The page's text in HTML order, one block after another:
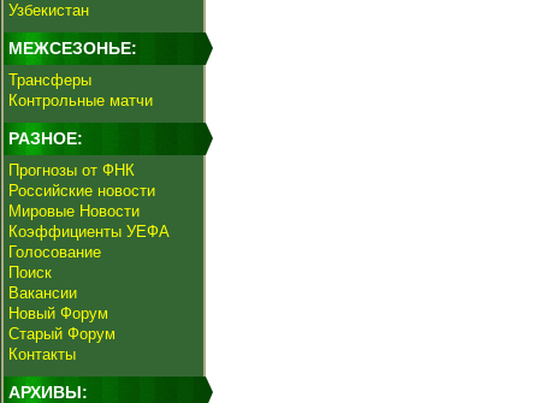
Узбекистан
МЕЖСЕЗОНЬЕ:
Трансферы
Контрольные матчи
РАЗНОЕ:
Прогнозы от ФНК
Российские новости
Мировые Новости
Коэффициенты УЕФА
Голосование
Поиск
Вакансии
Новый Форум
Старый Форум
Контакты
АРХИВЫ: